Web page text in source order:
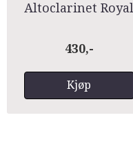
Altoclarinet Royal
430,-
Kjøp